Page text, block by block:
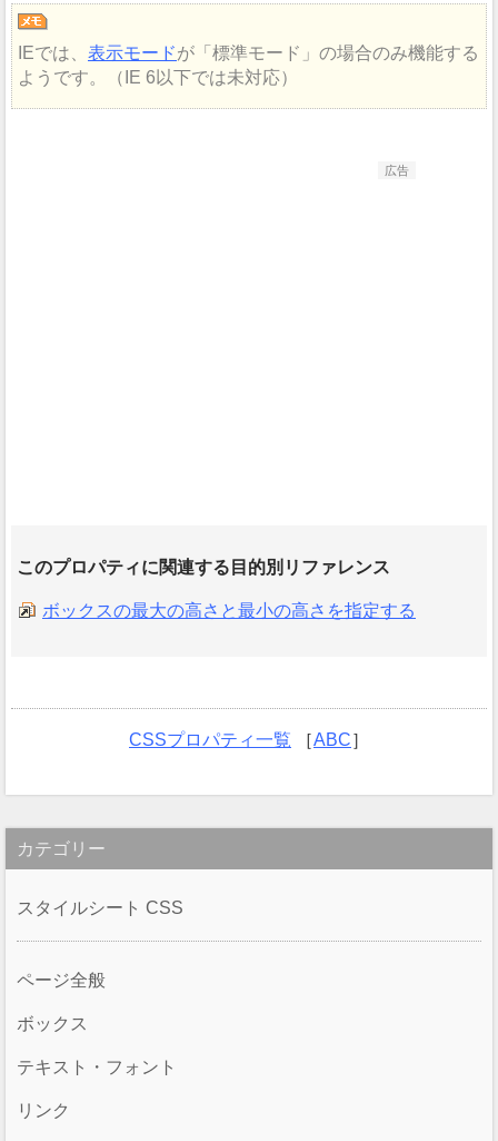
IEでは、 表示モードが 標準モード
の場合のみ機能する
ようです。（IE 6以下では未対応）
広告
このプロパティに関連する目的別リファレンス
ボックスの最大の高さと最小の高さを指定する
CSSプロパティ一覧 ［ABC］
カテゴリー
スタイルシート CSS
ページ全般
ボックス
テキスト・フォント
リンク